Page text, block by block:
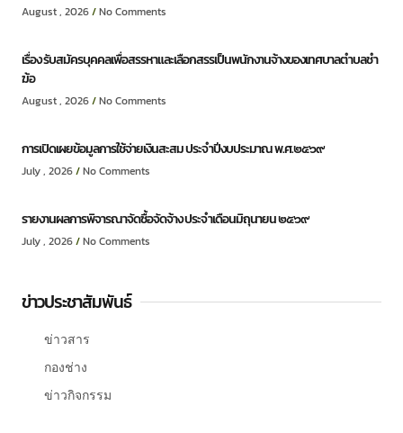
August , 2026 No Comments
เรื่อง รับสมัครบุคคลเพื่อสรรหาและเลือกสรรเป็นพนักงานจ้างของเทศบาลตำบลชำ
ฆ้อ
August , 2026 No Comments
การเปิดเผยข้อมูลการใช้จ่ายเงินสะสม ประจำปีงบประมาณ พ.ศ.๒๕๖๙
July , 2026 No Comments
รายงานผลการพิจารณาจัดซื้อจัดจ้าง ประจำเดือนมิถุนายน ๒๕๖๙
July , 2026 No Comments
ข่าวประชาสัมพันธ์
ข่าวสาร
กองช่าง
ข่าวกิจกรรม